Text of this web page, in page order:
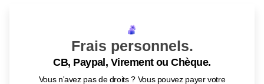
Frais personnels.
CB, Paypal, Virement ou Chèque.
Vous n'avez pas de droits ? Vous pouvez payer votre